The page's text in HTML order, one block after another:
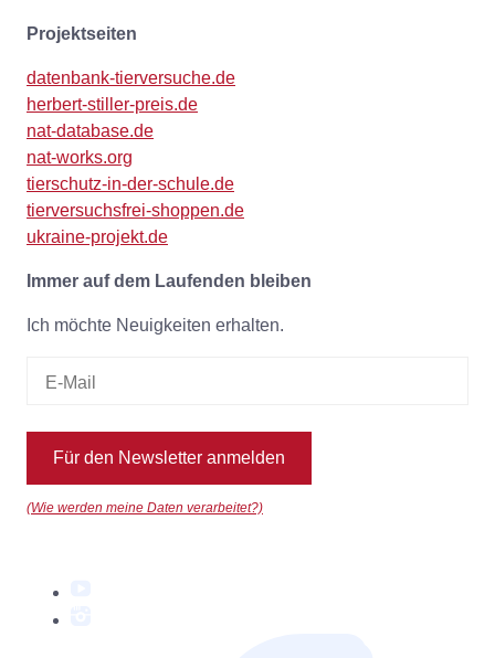
Projektseiten
datenbank-tierversuche.de
herbert-stiller-preis.de
nat-database.de
nat-works.org
tierschutz-in-der-schule.de
tierversuchsfrei-shoppen.de
ukraine-projekt.de
Immer auf dem Laufenden bleiben
Ich möchte Neuigkeiten erhalten.
Für den Newsletter anmelden
(Wie werden meine Daten verarbeitet?)